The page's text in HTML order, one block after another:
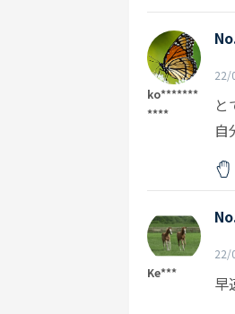
ko*******
****
22/
と
自
Ke***
22/
早